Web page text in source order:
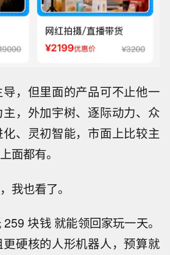
，但里面的产品可不止他一
，外加宇树、逐际动力、众
、灵初智能，市面上比较主
面都有。
我也看了。
块钱 就能领回家玩一天。
硬核的人形机器人，预算就